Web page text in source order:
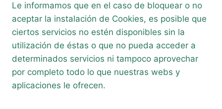
Le informamos que en el caso de bloquear o no
aceptar la instalación de Cookies, es posible que
ciertos servicios no estén disponibles sin la
utilización de éstas o que no pueda acceder a
determinados servicios ni tampoco aprovechar
por completo todo lo que nuestras webs y
aplicaciones le ofrecen.